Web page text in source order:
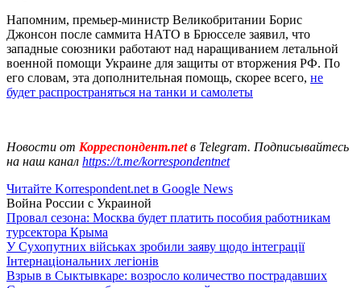
Напомним, премьер-министр Великобритании Борис
Джонсон после саммита НАТО в Брюсселе заявил, что
западные союзники работают над наращиванием летальной
военной помощи Украине для защиты от вторжения РФ. По
его словам, эта дополнительная помощь, скорее всего, не
будет распространяться на танки и самолеты
Новости от Корреспондент.netв Telegram. Подписывайтесь
на наш канал https://t.me/korrespondentnet
Читайте Korrespondent.net в Google News
Война России с Украиной
Провал сезона: Москва будет платить пособия работникам
турсектора Крыма
У Сухопутних військах зробили заяву щодо інтеграції
Інтернаціональних легіонів
Взрыв в Сыктывкаре: возросло количество пострадавших